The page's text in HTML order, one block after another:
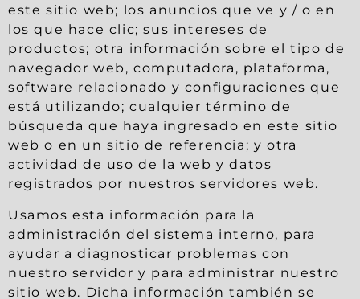
este sitio web; los anuncios que ve y / o en
los que hace clic; sus intereses de
productos; otra información sobre el tipo de
navegador web, computadora, plataforma,
software relacionado y configuraciones que
está utilizando; cualquier término de
búsqueda que haya ingresado en este sitio
web o en un sitio de referencia; y otra
actividad de uso de la web y datos
registrados por nuestros servidores web.
Usamos esta información para la
administración del sistema interno, para
ayudar a diagnosticar problemas con
nuestro servidor y para administrar nuestro
sitio web. Dicha información también se